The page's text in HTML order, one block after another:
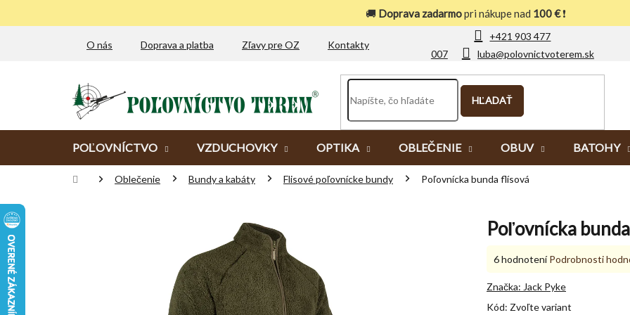
🚚 Doprava zadarmopri nákupe nad 100 €❗
+421 903 477
007
luba@polovnictvoterem.sk
O nás Doprava a platba Zľavy pre OZ Kontakty
HĽADAŤ
POĽOVNÍCTVO VZDUCHOVKY OPTIKA OBLEČENIE OBUV BATOHY
DomovOblečenie Bundy a kabáty Flisové poľovnícke bundy Poľovnícka bunda flísová
Poľovnícka
Kód: Zvoľte variant
Priemerné
produktu
5,0
6 hodnotení Podrobnosti
Značka: Jack Pyke